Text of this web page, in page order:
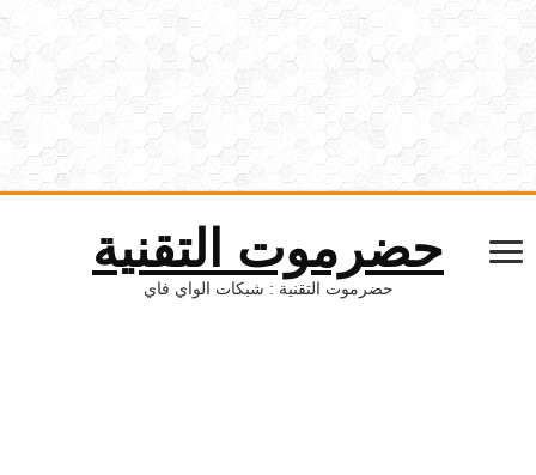
حضرموت التقنية
حضرموت التقنية : شبكات الواي فاي